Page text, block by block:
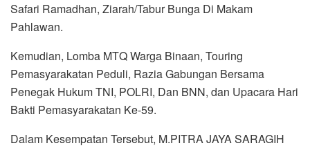
Safari Ramadhan, Ziarah/Tabur Bunga Di Makam
Pahlawan.
Kemudian, Lomba MTQ Warga Binaan, Touring
Pemasyarakatan Peduli, Razia Gabungan Bersama
Penegak Hukum TNI, POLRI, Dan BNN, dan Upacara Hari
Bakti Pemasyarakatan Ke-59.
Dalam Kesempatan Tersebut, M.PITRA JAYA SARAGIH